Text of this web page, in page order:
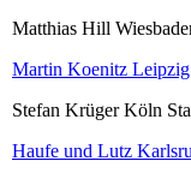
Matthias Hill
Martin Koenitz Leipzig
Stefan Krüger Köln
Haufe und Lutz